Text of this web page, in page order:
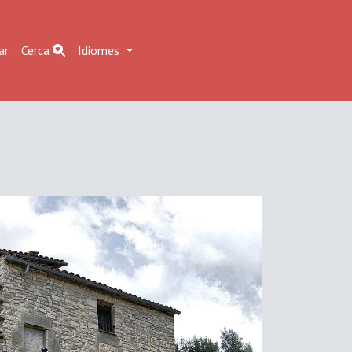
Cerca Idiomes